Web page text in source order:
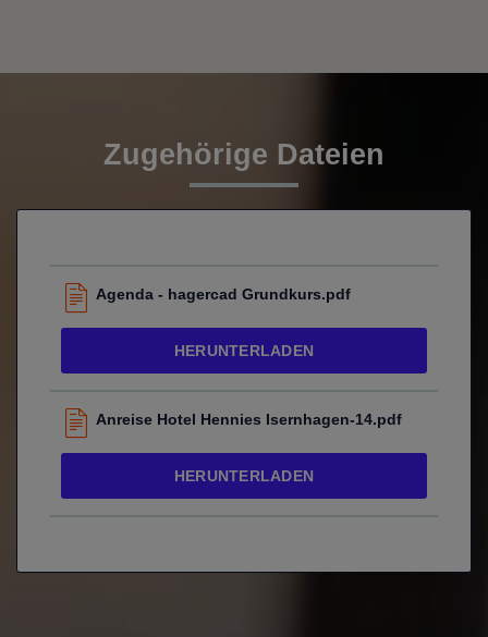
Zugehörige Dateien
Agenda - hagercad Grundkurs.pdf
HERUNTERLADEN
Anreise Hotel Hennies Isernhagen-14.pdf
HERUNTERLADEN